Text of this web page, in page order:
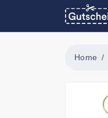
Home